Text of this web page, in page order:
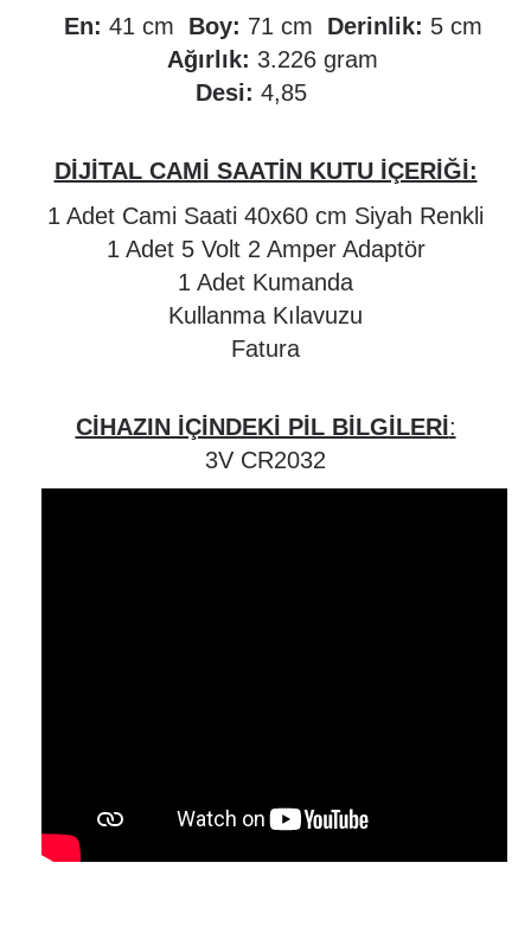
En: 41 cm Boy: 71 cm Derinlik: 5 cm
Ağırlık: 3.226 gram
Desi: 4,85
DİJİTAL CAMİ SAATİN KUTU İÇERİĞİ:
1 Adet Cami Saati 40x60 cm Siyah Renkli
1 Adet 5 Volt 2 Amper Adaptör
1 Adet Kumanda
Kullanma Kılavuzu
Fatura
CİHAZIN İÇİNDEKİ PİL BİLGİLERİ:
3V CR2032